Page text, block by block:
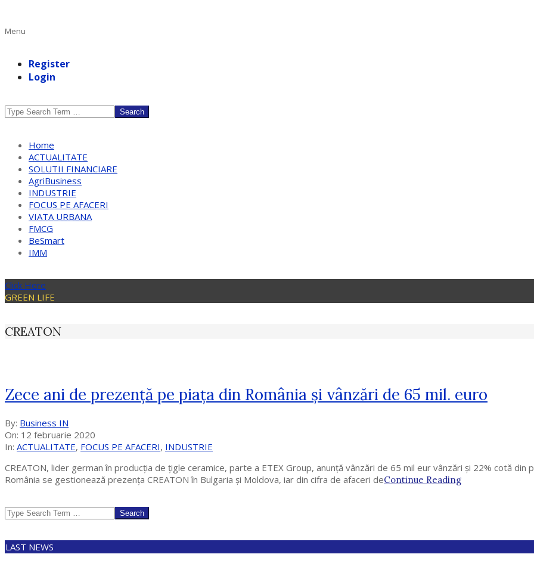
Primary
Menu
Register
Login
Search
Home
ACTUALITATE
SOLUTII FINANCIARE
AgriBusiness
INDUSTRIE
FOCUS PE AFACERI
VIATA URBANA
FMCG
BeSmart
IMM
Click Here
GREEN LIFE
CREATON
Zece ani de prezență pe piața din România și vânzări de 65 mil. euro
2020-
02-
12
By: Business IN
On: 12 februarie 2020
In: ACTUALITATE, FOCUS PE AFACERI, INDUSTRIE
CREATON, lider german în producția de țigle ceramice, parte a ETEX Group, anunță vânzări de 65 mil eur vânzări și 22% cotă din
România se gestionează prezența CREATON în Bulgaria și Moldova, iar din cifra de afaceri deContinue Reading
Search
LAST NEWS